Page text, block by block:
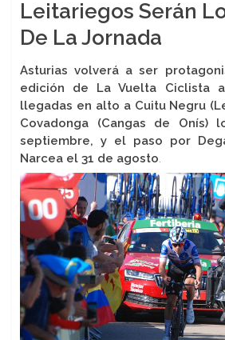
Leitariegos Serán
De La Jornada
Asturias volverá a ser
edición de La Vuelta Ciclista
llegadas en alto a Cuitu Negru
Covadonga (Cangas de
septiembre, y el paso por
Narcea el 31 de agosto